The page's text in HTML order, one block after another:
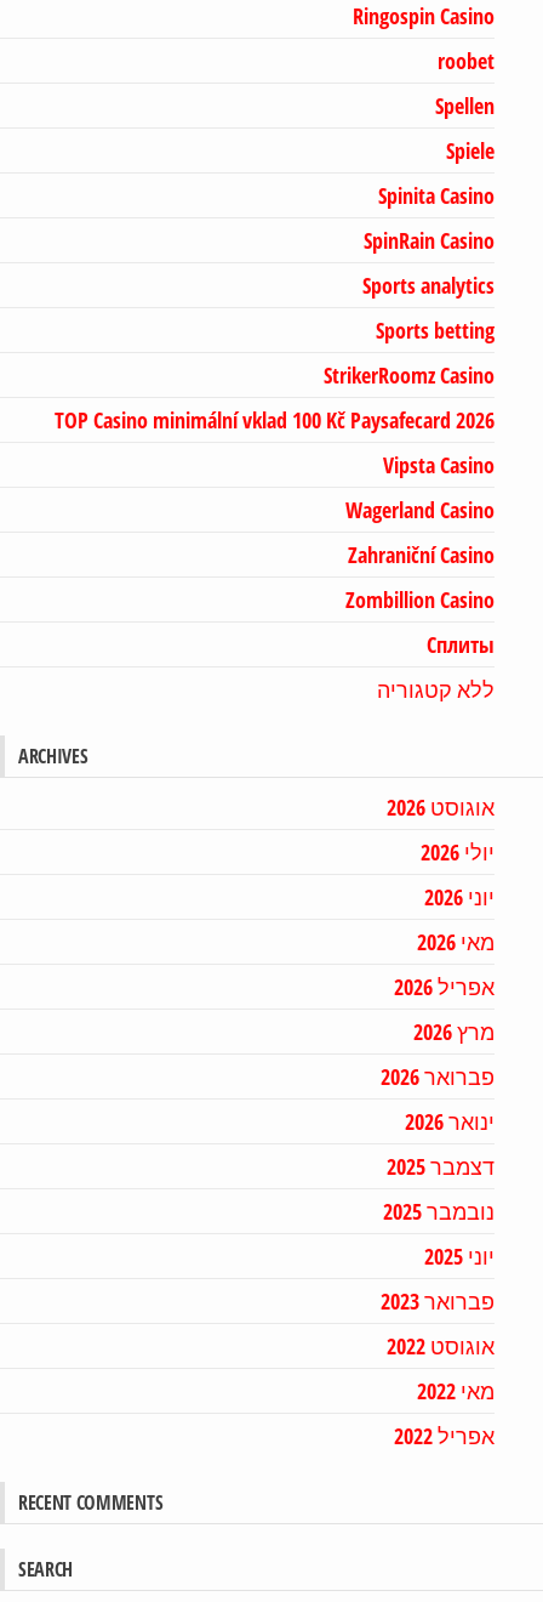
Ringospin Casino
roobet
Spellen
Spiele
Spinita Casino
SpinRain Casino
Sports analytics
Sports betting
StrikerRoomz Casino
TOP Casino minimální vklad 100 Kč Paysafecard 2026
Vipsta Casino
Wagerland Casino
Zahraniční Casino
Zombillion Casino
Сплиты
ללא קטגוריה
ARCHIVES
אוגוסט 2026
יולי 2026
יוני 2026
מאי 2026
אפריל 2026
מרץ 2026
פברואר 2026
ינואר 2026
דצמבר 2025
נובמבר 2025
יוני 2025
פברואר 2023
אוגוסט 2022
מאי 2022
אפריל 2022
RECENT COMMENTS
SEARCH